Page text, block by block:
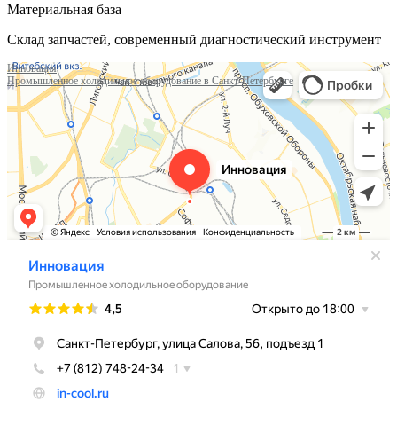
Материальная база
Склад запчастей, современный диагностический инструмент
Инновация
Промышленное холодильное оборудование в Санкт‑Петербурге